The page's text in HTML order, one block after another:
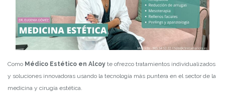
Como Médico Estético en Alcoy te ofrezco tratamientos individualizados
y soluciones innovadoras usando la tecnología más puntera en el sector de la
medicina y cirugía estética.